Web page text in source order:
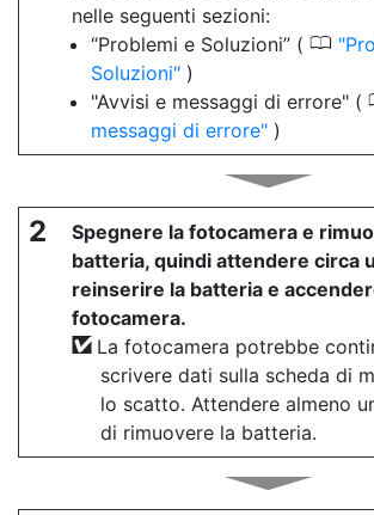
nelle seguenti sezioni:
“Problemi e Soluzioni” ( 0
Soluzioni )
"Avvisi e messaggi di errore" (
messaggi di errore )
2
Spegnere la fotocamera e
batteria, quindi attendere circa
reinserire la batteria e
fotocamera.
La fotocamera potrebbe
scrivere dati sulla scheda di
lo scatto. Attendere almeno
di rimuovere la batteria.